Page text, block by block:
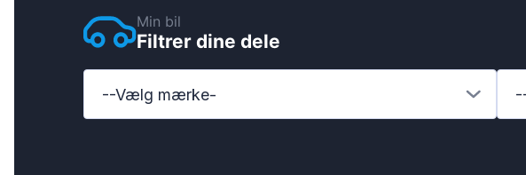
Hyundai
Min bil
Filtrer dine dele
--Vælg mærke-